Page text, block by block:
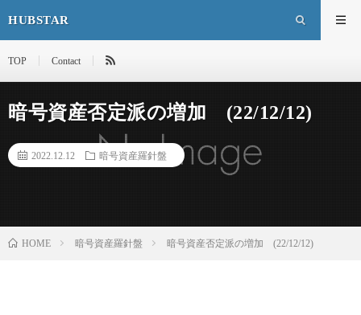
HUBSTAR
TOP Contact
暗号資産否定派の増加 (22/12/12)
2022.12.12 暗号資産羅針盤
HOME 暗号資産羅針盤 暗号資産否定派の増加 (22/12/12)